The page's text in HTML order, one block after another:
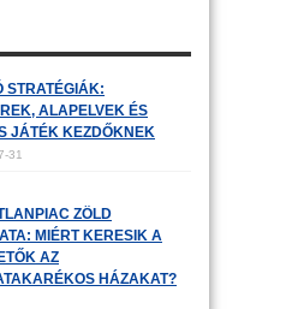
STRATÉGIÁK:
ALAPELVEK ÉS
JÁTÉK KEZDŐKNEK
31
ZÖLD
MIÉRT KERESIK A
AZ
HÁZAKAT?